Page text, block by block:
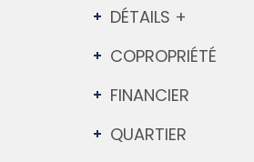
DÉTAILS +
COPROPRIÉTÉ
FINANCIER
QUARTIER